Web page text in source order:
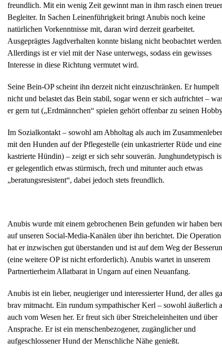
freundlich. Mit ein wenig Zeit gewinnt man in ihm rasch einen
Begleiter. In Sachen Leinenführigkeit bringt Anubis noch keine
natürlichen Vorkenntnisse mit, daran wird derzeit gearbeitet.
Ausgeprägtes Jagdverhalten konnte bislang nicht beobachtet
Allerdings ist er viel mit der Nase unterwegs, sodass ein gewisses
Interesse in diese Richtung vermutet wird.
Seine Bein-OP scheint ihn derzeit nicht einzuschränken. Er humpelt
nicht und belastet das Bein stabil, sogar wenn er sich aufrichtet –
er gern tut („Erdmännchen“ spielen gehört offenbar zu seinen
Im Sozialkontakt – sowohl am Abholtag als auch im
mit den Hunden auf der Pflegestelle (ein unkastrierter Rüde und eine
kastrierte Hündin) – zeigt er sich sehr souverän. Junghundetypisch
er gelegentlich etwas stürmisch, frech und mitunter auch etwas
„beratungsresistent“, dabei jedoch stets freundlich.
Anubis wurde mit einem gebrochenen Bein gefunden wir haben
auf unseren Social-Media-Kanälen über ihn berichtet. Die Operation
hat er inzwischen gut überstanden und ist auf dem Weg der
(eine weitere OP ist nicht erforderlich). Anubis wartet in unserem
Partnertierheim Allatbarat in Ungarn auf einen Neuanfang.
Anubis ist ein lieber, neugieriger und interessierter Hund, der alles
brav mitmacht. Ein rundum sympathischer Kerl – sowohl äußerlich
auch vom Wesen her. Er freut sich über Streicheleinheiten und über
Ansprache. Er ist ein menschenbezogener, zugänglicher und
aufgeschlossener Hund der Menschliche Nähe genießt.